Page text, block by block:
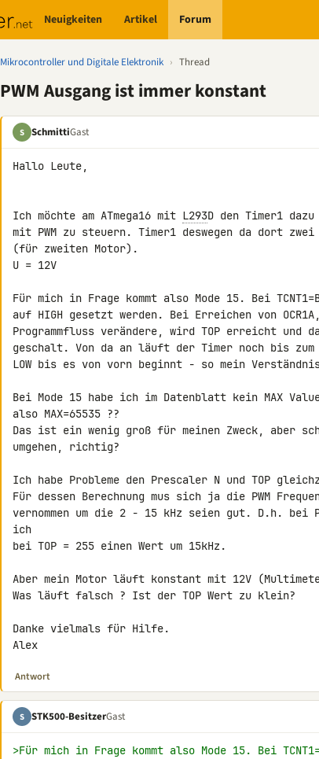
Neuigkeiten Artikel Forum
Mikrocontroller und Digitale Elektronik › Thread
PWM Ausgang ist immer konstant
S SchmittiGast
Hallo Leute,
Ich möchte am ATmega16 mit L293D den Timer1
mit PWM zu steuern. Timer1 deswegen da dort zwei
(für zweiten Motor).
U = 12V
Für mich in Frage kommt also Mode 15. Bei
auf HIGH gesetzt werden. Bei Erreichen von
Programmfluss verändere, wird TOP erreicht und
geschalt. Von da an läuft der Timer noch bis
LOW bis es von vorn beginnt - so mein Verständnis
Bei Mode 15 habe ich im Datenblatt kein MAX
also MAX=65535 ??
Das ist ein wenig groß für meinen Zweck, aber
umgehen, richtig?
Ich habe Probleme den Prescaler N und TOP
Für dessen Berechnung mus sich ja die PWM
vernommen um die 2 - 15 kHz seien gut. D.h. bei
ich
bei TOP = 255 einen Wert um 15kHz.
Aber mein Motor läuft konstant mit 12V
Was läuft falsch ? Ist der TOP Wert zu klein?
Danke vielmals für Hilfe.
Alex
Antwort
S STK500-BesitzerGast
>Für mich in Frage kommt also Mode 15. Bei